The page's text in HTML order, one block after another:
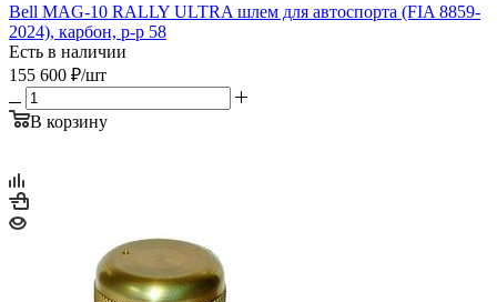
Bell MAG-10 RALLY ULTRA шлем для автоспорта (FIA 8859-
2024), карбон, р-р 58
Есть в наличии
155 600 ₽/шт
В корзину